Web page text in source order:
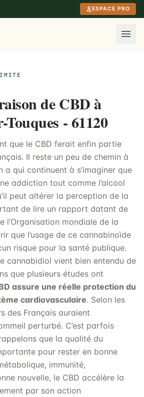
ESPACE PRO
de CBD à
- 61120
que le CBD ferait enfin partie
Il reste un peu de chemin à
a qui continuent à s’imaginer que
addiction tout comme l’alcool
peut altérer la perception de la
de lire un rapport datant de
l’Organisation mondiale de la
que l’usage de ce cannabinoïde
risque pour la santé publique.
cannabidiol vient bien entendu de
que plusieurs études ont
assure une réelle protection du
cardiovasculaire. Selon les
des Français auraient
perturbé. C’est parfois
que la qualité du
pour rester en bonne
immunité,
nouvelle, le CBD accélère la
par son action